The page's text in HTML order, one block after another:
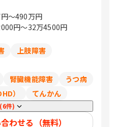
〜490万円
円〜32万4500円
上肢障害
腎臓機能障害
うつ病
）
てんかん
件)
わせる（無料）